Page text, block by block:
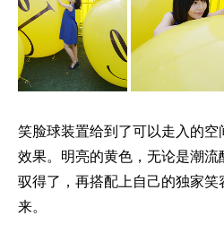
笑脸球装置给到了可以走入的空
效果。明亮的黄色，无论是潮
驭得了，再搭配上自己的独家
来。